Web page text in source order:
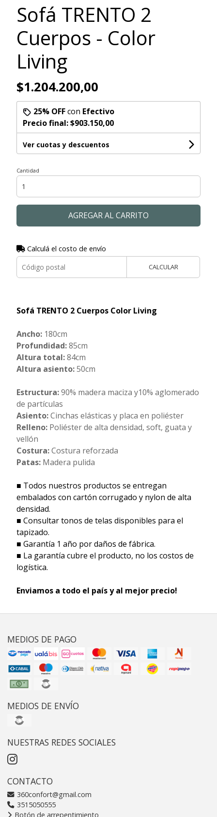
Sofá TRENTO 2
Cuerpos - Color
Living
$1.204.200,00
25% OFFcon Efectivo
Precio final:$903.150,00
Ver cuotas y descuentos
Cantidad
AGREGAR AL CARRITO
Calculá el costo de envío
CALCULAR
Sofá TRENTO 2 Cuerpos Color Living
Ancho:180cm
Profundidad:85cm
Altura total:84cm
Altura asiento:50cm
Estructura:90% madera maciza y10% aglomerado
de partículas
Asiento:Cinchas elásticas y placa en poliéster
Relleno:Poliéster de alta densidad, soft, guata y
vellón
Costura:Costura reforzada
Patas:Madera pulida
■ Todos nuestros productos se entregan
embalados con cartón corrugado y nylon de alta
densidad.
■ Consultar tonos de telas disponibles para el
tapizado.
■ Garantía 1 año por daños de fábrica.
■ La garantía cubre el producto, no los costos de
logística.
Enviamos a todo el país y al mejor precio!
MEDIOS DE PAGO
MEDIOS DE ENVÍO
NUESTRAS REDES SOCIALES
CONTACTO
360confort@gmail.com
3515050555
Botón de arrepentimiento